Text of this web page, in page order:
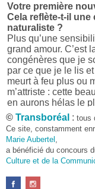
Votre première
Cela reflète-t-il
naturaliste ?
Plus qu’une
grand amour. C’est
congénères que je
par ce que je le lis
meurt à feu plus ou
m’attriste : cette
en aurons hélas le
j’avais pris goût à
l’intérêt de
être un bon moyen
Pourquoi avoir
qu’un autre ?
D’abord parce que
© Transboréal : tous
Ce site, constamment
Marie Aubertel
a bénéficié du concours
Culture et de la